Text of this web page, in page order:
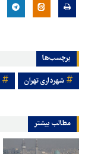
برچسب‌ها
شهرداری تهران
مطالب بیشتر